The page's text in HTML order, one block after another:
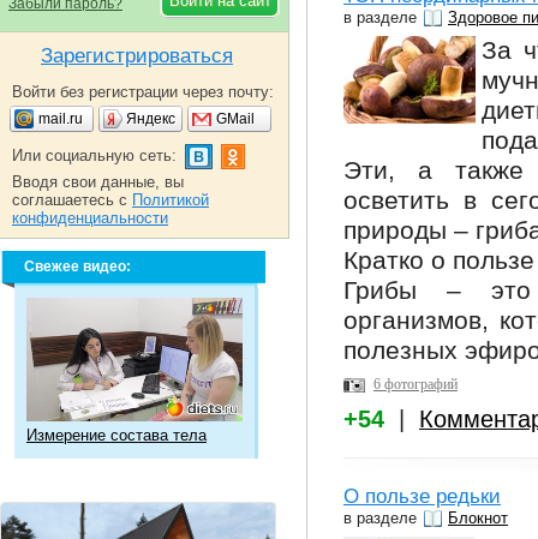
в разделе Здоровое
За
Эти, а также
осветить в
природы –
Кратко о
Грибы – это
организмов,
полезных
6 фотографий
+54
О пользе редьки
в разделе Блокнот
Забыли пароль?
Зарегистрироваться
Войти без регистрации через почту:
mail.ru Яндекс GMail
Или социальную сеть:
Вводя свои данные, вы
соглашаетесь с Политикой
конфиденциальности
Свежее видео:
Измерение состава тела